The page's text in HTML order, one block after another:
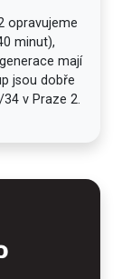
opravujeme
minut),
mají
jsou dobře
v Praze 2.